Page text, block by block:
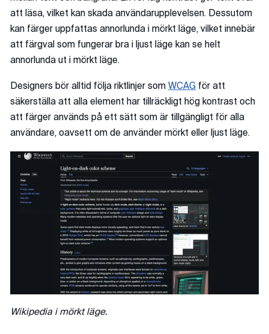
att läsa, vilket kan skada användarupplevelsen. Dessutom
kan färger uppfattas annorlunda i mörkt läge, vilket innebär
att färgval som fungerar bra i ljust läge kan se helt
annorlunda ut i mörkt läge.
Designers bör alltid följa riktlinjer somWCAG för att
säkerställa att alla element har tillräckligt hög kontrast och
att färger används på ett sätt som är tillgängligt för alla
användare, oavsett om de använder mörkt eller ljust läge.
Wikipedia i mörkt läge.